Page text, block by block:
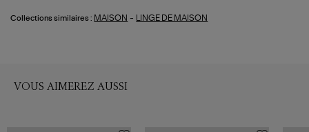
Collections similaires : MAISON - LINGE DE MAISON
VOUS AIMEREZ AUSSI